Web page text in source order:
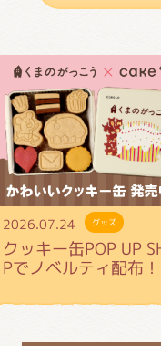
2026.07.24 グッズ
クッキー缶POP UP
Pでノベルティ配布！